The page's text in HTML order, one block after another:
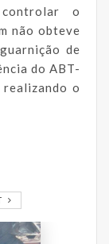
o
não obteve
de
do ABT-
o